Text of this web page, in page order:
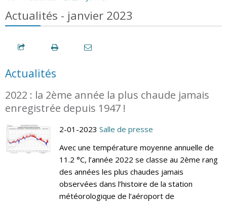
Actualités - janvier 2023
Actualités
2022 : la 2ème année la plus chaude jamais
enregistrée depuis 1947 !
2-01-2023 Salle de presse
Avec une température moyenne annuelle de
11.2 °C, l’année 2022 se classe au 2ème rang
des années les plus chaudes jamais
observées dans l’histoire de la station
météorologique de l’aéroport de